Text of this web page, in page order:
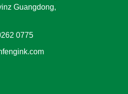
Guangdong,
0775